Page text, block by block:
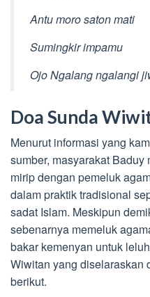
Antu moro saton mati
Sumingkir impamu
Ojo Ngalang ngalangi
Doa Sunda
Menurut informasi yang
sumber, masyarakat
mirip dengan pemeluk
dalam praktik tradisional
sadat Islam. Meskipun
sebenarnya memeluk
bakar kemenyan untuk
Wiwitan yang diselaraskan
berikut.